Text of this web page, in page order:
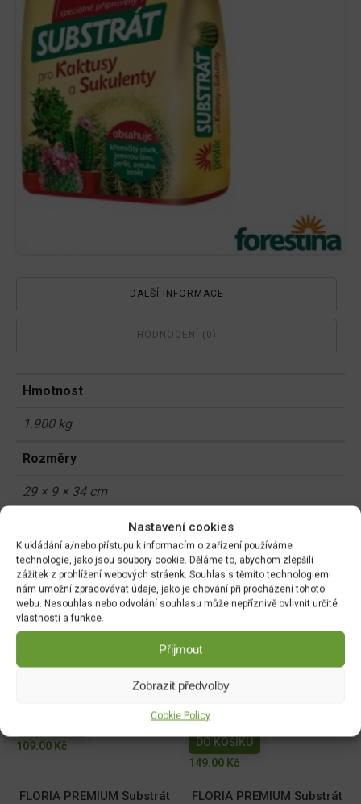
Nastavení cookies
K ukládání a/nebo přístupu k informacím o zařízení používáme
technologie, jako jsou soubory cookie. Děláme to, abychom zlepšili
zážitek z prohlížení webových stráenk. Souhlas s těmito technologiemi
nám umožní zpracovávat údaje, jako je chování při procházení tohoto
webu. Nesouhlas nebo odvolání souhlasu může nepříznivě ovlivnit určité
vlastnosti a funkce.
Přijmout
Zobrazit předvolby
Cookie Policy
DALŠÍ INFORMACE
HODNOCENÍ (0)
Hmotnost
1.900 kg
Rozměry
29 × 9 × 34 cm
Související produkty:
Síť opěrná 1,8x5m oko
18x18cm
DO KOŠÍKU
Keramzit 1l 4-8mm
Forestina Hoštický
109.00 Kč
Floria PREMIUM Substrát
DO KOŠÍKU
149.00 Kč
FLORIA PREMIUM Substrát
FLORIA PREMIUM Substrát